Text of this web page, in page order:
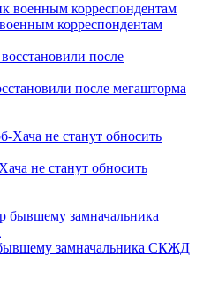
корреспондентам
после мегашторма
не станут обносить
замначальника СКЖД